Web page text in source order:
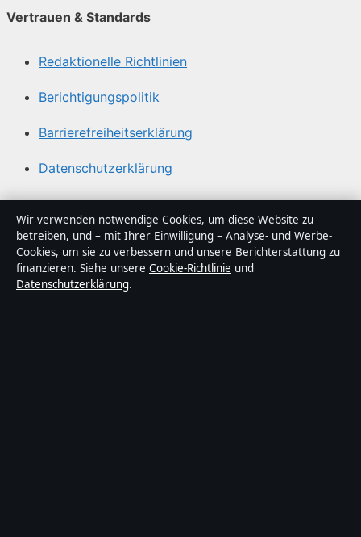
Vertrauen & Standards
Redaktionelle Richtlinien
Berichtigungspolitik
Barrierefreiheitserklärung
Datenschutzerklärung
Über Tageslage in Kürze
Tageslage ist ein unabhängiger digitaler
Nachrichtenanbieter mit Fokus auf Politik, Wirtschaft,
Technik und Gesellschaft in Deutschland. Jeder Artikel
Wir verwenden notwendige Cookies, um diese Website zu
betreiben, und – mit Ihrer Einwilligung – Analyse- und Werbe-
Cookies, um sie zu verbessern und unsere Berichterstattung zu
finanzieren. Siehe unsere Cookie-Richtlinie und
Datenschutzerklärung.